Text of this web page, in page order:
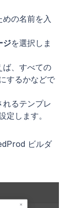
の名前を入
ジを選択しま
ば、すべての
するかなどで
るテンプレ
定します。
ビルダ